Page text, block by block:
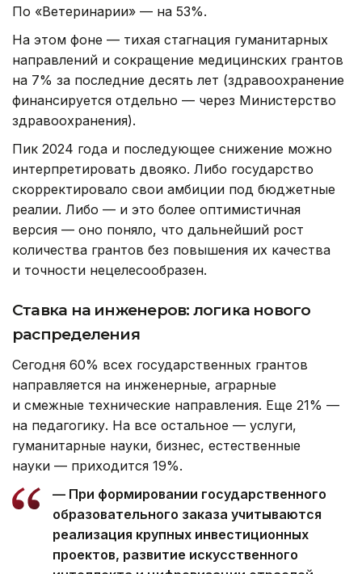
По «Ветеринарии» — на 53%.
На этом фоне — тихая стагнация гуманитарных
направлений и сокращение медицинских грантов
на 7% за последние десять лет (здравоохранение
финансируется отдельно — через Министерство
здравоохранения).
Пик 2024 года и последующее снижение можно
интерпретировать двояко. Либо государство
скорректировало свои амбиции под бюджетные
реалии. Либо — и это более оптимистичная
версия — оно поняло, что дальнейший рост
количества грантов без повышения их качества
и точности нецелесообразен.
Ставка на инженеров: логика нового
распределения
Сегодня 60% всех государственных грантов
направляется на инженерные, аграрные
и смежные технические направления. Еще 21% —
на педагогику. На все остальное — услуги,
гуманитарные науки, бизнес, естественные
науки — приходится 19%.
— При формировании государственного
образовательного заказа учитываются
реализация крупных инвестиционных
проектов, развитие искусственного